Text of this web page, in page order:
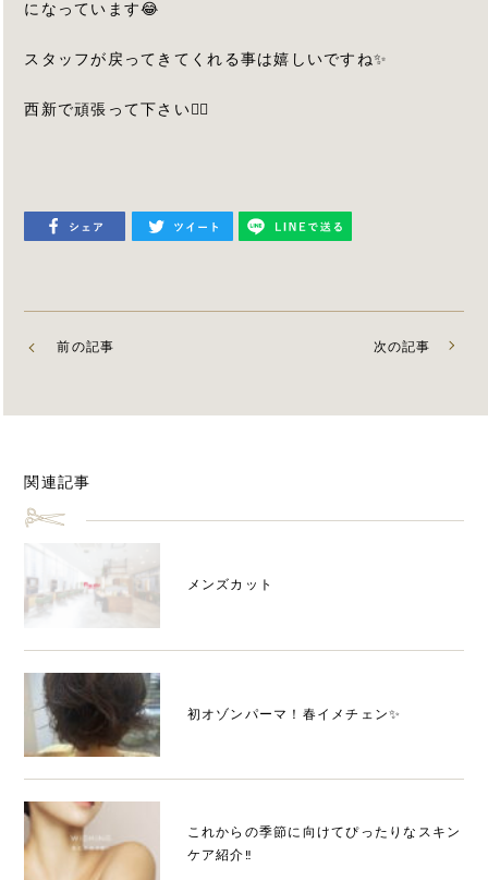
になっています😂
スタッフが戻ってきてくれる事は嬉しいですね✨
西新で頑張って下さい🙆‍♀️
前の記事 次の記事
関連記事
メンズカット
初オゾンパーマ！春イメチェン✨
これからの季節に向けてぴったりなスキン
ケア紹介‼️